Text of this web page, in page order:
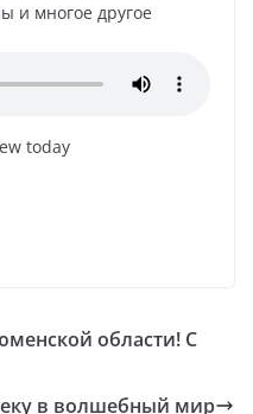
и многое другое
today
области! С
в волшебный мир